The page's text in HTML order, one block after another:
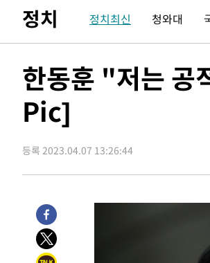
-12980초 전 >
[속보]경찰, '홍명보 선임 논란
-12367초 전 >[속보]산업장관 "美무역법 제
-11432초 전 >[속보]전남광주 초대 시민추천
-8993초 전 >
-7560초 전 >
-3990초 전 >6월 경상수지 497.3억 달러…두
-3941초 전 >서울 낮 39도 '폭염중대경보
1시간 전 >
[속보] 호르무즈 해협 이란-오만 협
0.49%↑
-31128초 전 >
[속보]코스닥, 800p 회복
-31058초 전 >
[속보]코스피, 301.88포인트
정치 정치최신 청와대
한동훈 "저는 공
Pic]
등록 2023.04.07 13:26:44